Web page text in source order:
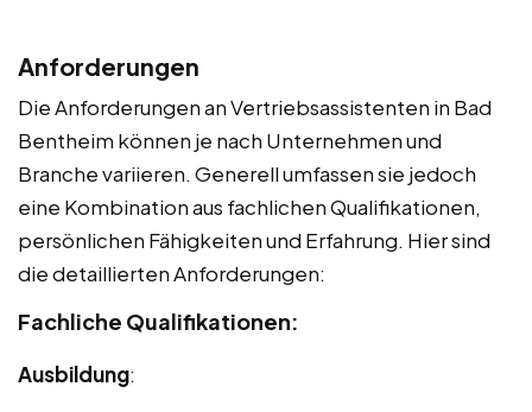
Anforderungen
Die Anforderungen an Vertriebsassistenten in Bad
Bentheim können je nach Unternehmen und
Branche variieren. Generell umfassen sie jedoch
eine Kombination aus fachlichen Qualifikationen,
persönlichen Fähigkeiten und Erfahrung. Hier sind
die detaillierten Anforderungen:
Fachliche Qualifikationen:
Ausbildung: